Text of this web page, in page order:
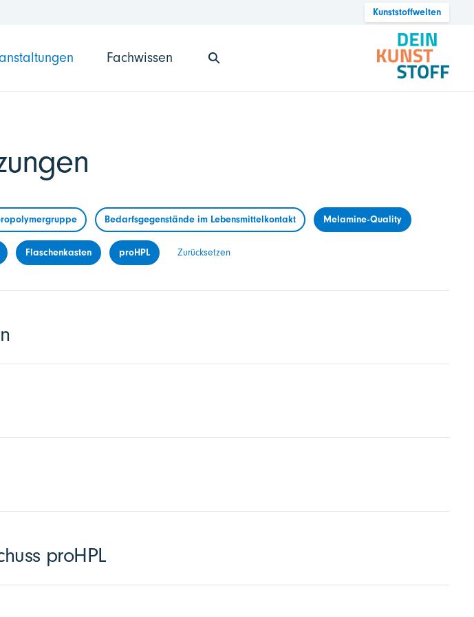
Kunststoffwelten
Fachwissen
Bedarfsgegenstände im Lebensmittelkontakt Melamine-Quality
Flaschenkasten proHPL Zurücksetzen
proHPL